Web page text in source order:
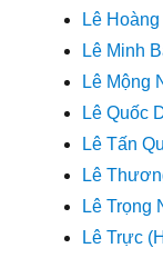
Lê
Lê Minh
Lê Mộng
Lê Quốc
Lê Tấn
Lê
Lê Trọng
Lê Trực